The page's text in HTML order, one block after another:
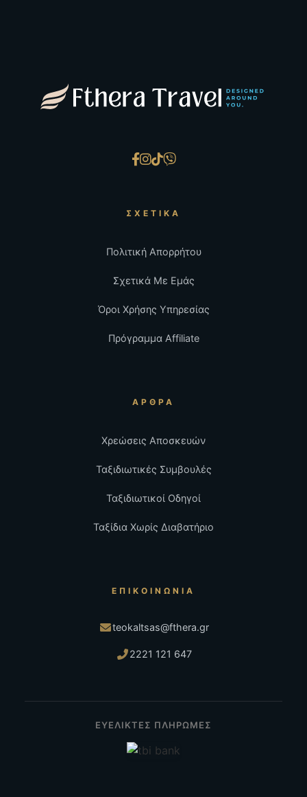
ΣΧΕΤΙΚΆ
Πολιτική Απορρήτου
Σχετικά Με Εμάς
Όροι Χρήσης Υπηρεσίας
Πρόγραμμα Affiliate
ΆΡΘΡΑ
Χρεώσεις Αποσκευών
Ταξιδιωτικές Συμβουλές
Ταξιδιωτικοί Οδηγοί
Ταξίδια Χωρίς Διαβατήριο
ΕΠΙΚΟΙΝΩΝΊΑ
teokaltsas@fthera.gr
2221 121 647
ΕΥΕΛΙΚΤΕΣ ΠΛΗΡΩΜΕΣ